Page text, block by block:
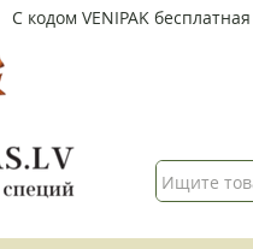
С кодом VENIPAKбесплатная